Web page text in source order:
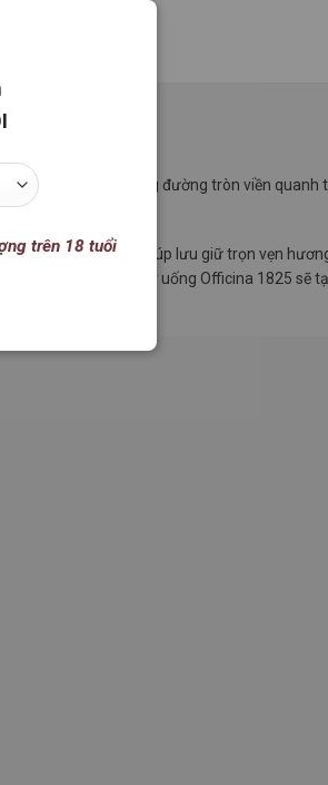
mẽ gồm những đường tròn viền quanh
với nút kín hơi giúp lưu giữ trọn vẹn
đồng bộ cùng bộ ly uống Officina 1825 sẽ
trên 18 tuổi